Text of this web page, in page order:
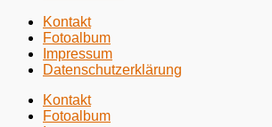
Kontakt
Fotoalbum
Impressum
Datenschutzerklärung
Kontakt
Fotoalbum